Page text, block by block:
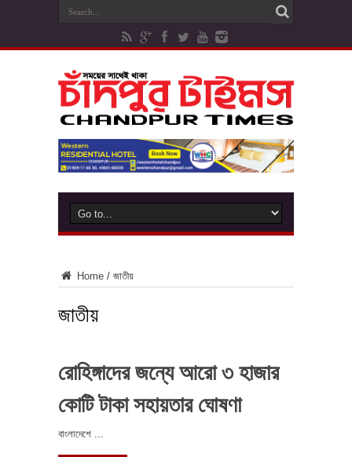
Home / জাতীয়
জাতীয়
রোহিঙ্গাদের জন্যে আরো ৩ হাজার
কোটি টাকা সহায়তার ঘোষণা
বাংলাদেশে ...